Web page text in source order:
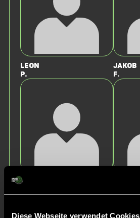
Diese Webseite verwendet Cookies
Leon
P.
Jakob
F.
Benedict